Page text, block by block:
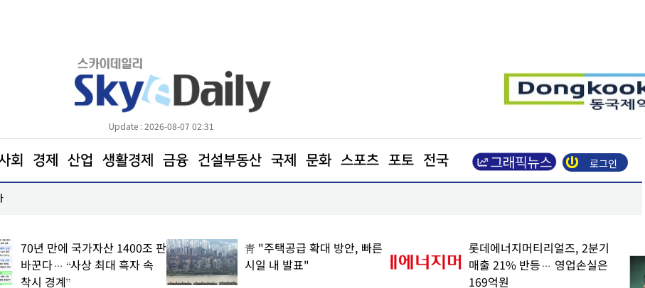
Update : 2026-08-07 02:31
회 경제 산업 생활경제 금융 건설부동산 국제 문화 스포츠 포토 전국 로그인
70년 만에 국가자산 1400조 판
바꾼다… “사상 최대 흑자 속
착시 경계”
靑 "주택공급 확대 방안, 빠른
시일 내 발표"
롯데에너지머티리얼즈, 2분기
매출 21% 반등… 영업손실은
169억원